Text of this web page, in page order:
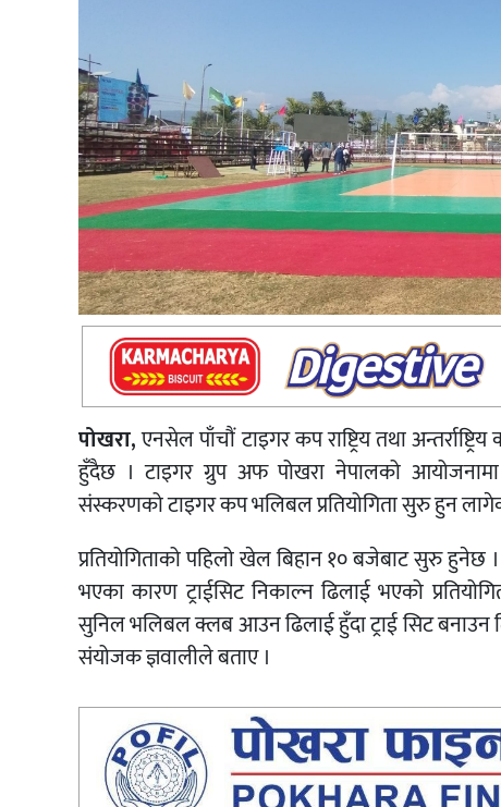
पोखरा,एनसेल पाँचौं टाइगर कप राष्ट्रिय तथा
हुँदैछ । टाइगर ग्रुप अफ पोखरा नेपालको आयोजनामा
संस्करणको टाइगर कप भलिबल प्रतियोगिता सुरु हुन
प्रतियोगिताको पहिलो खेल बिहान १० बजेबाट सुरु हुनेछ
भएका कारण ट्राईसिट निकाल्न ढिलाई भएको
सुनिल भलिबल क्लब आउन ढिलाई हुँदा ट्राई सिट बनाउन
संयोजक ज्ञवालीले बताए ।